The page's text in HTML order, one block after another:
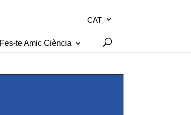
CAT
Fes-te Amic Ciència